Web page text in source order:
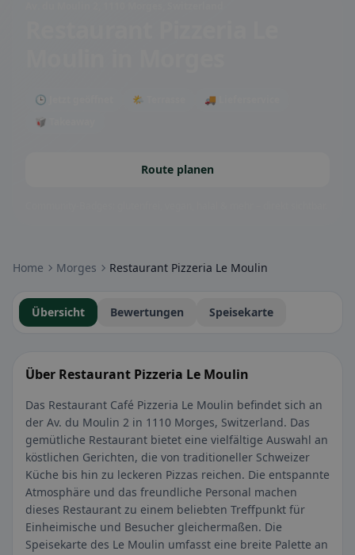
🕒 Jetzt geöffnet 🌤 Terrasse
🚚 Lieferservice
🥡 Takeaway
Route planen
Home Morges Restaurant Pizzeria Le Moulin
Übersicht Bewertungen Speisekarte
Über Restaurant Pizzeria Le Moulin
Das Restaurant Café Pizzeria Le Moulin befindet sich an
der Av. du Moulin 2 in 1110 Morges, Switzerland. Das
gemütliche Restaurant bietet eine vielfältige Auswahl an
köstlichen Gerichten, die von traditioneller Schweizer
Küche bis hin zu leckeren Pizzas reichen. Die entspannte
Atmosphäre und das freundliche Personal machen
dieses Restaurant zu einem beliebten Treffpunkt für
Einheimische und Besucher gleichermaßen. Die
Speisekarte des Le Moulin umfasst eine breite Palette an